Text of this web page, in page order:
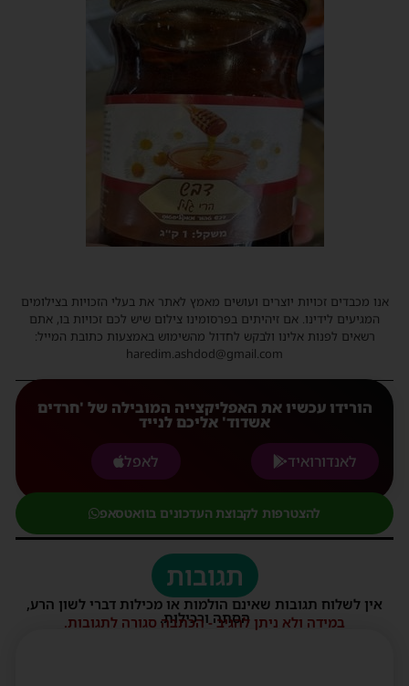
אנו מכבדים זכויות יוצרים ועושים מאמץ לאתר את בעלי הזכויות בצילומים
המגיעים לידינו. אם זיהיתים בפרסומינו צילום שיש לכם זכויות בו, אתם
רשאים לפנות אלינו ולבקש לחדול מהשימוש באמצעות כתובת המייל:
haredim.ashdod@gmail.com
הורידו עכשיו את האפליקצייה המובילה של 'חרדים
אשדוד' אליכם לנייד
לאנדורואיד
לאפל
להצטרפות לקבוצת העדכונים בוואטסאפ
תגובות
אין לשלוח תגובות שאינם הולמות או מכילות דברי לשון הרע,
הסתה ורכילות.
במידה ולא ניתן להגיב - הכתבה סגורה לתגובות.